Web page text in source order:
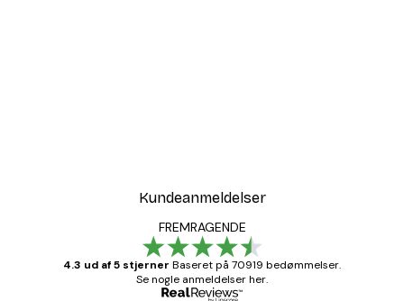
Kundeanmeldelser
FREMRAGENDE
4.3 ud af 5 stjerner Baseret på 70919 bedømmelser.
Se nogle anmeldelser her.